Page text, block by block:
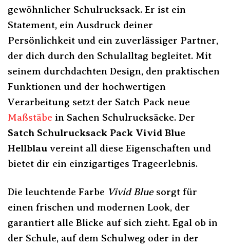
gewöhnlicher Schulrucksack. Er ist ein
Statement, ein Ausdruck deiner
Persönlichkeit und ein zuverlässiger Partner,
der dich durch den Schulalltag begleitet. Mit
seinem durchdachten Design, den praktischen
Funktionen und der hochwertigen
Verarbeitung setzt der Satch Pack neue
Maßstäbe in Sachen Schulrucksäcke. Der
Satch Schulrucksack Pack Vivid Blue
Hellblau vereint all diese Eigenschaften und
bietet dir ein einzigartiges Trageerlebnis.
Die leuchtende Farbe Vivid Bluesorgt für
einen frischen und modernen Look, der
garantiert alle Blicke auf sich zieht. Egal ob in
der Schule, auf dem Schulweg oder in der